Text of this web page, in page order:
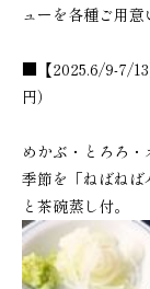
ューを各種ご用意
■【2025.6/9-7/
円）
めかぶ・とろろ
季節を「ねばね
と茶碗蒸し付。